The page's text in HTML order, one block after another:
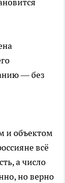
— без
и объектом
всё
а число
но верно